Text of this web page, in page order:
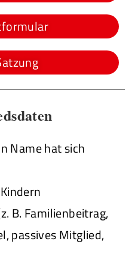
Name hat sich
B. Familienbeitrag,
passives Mitglied,